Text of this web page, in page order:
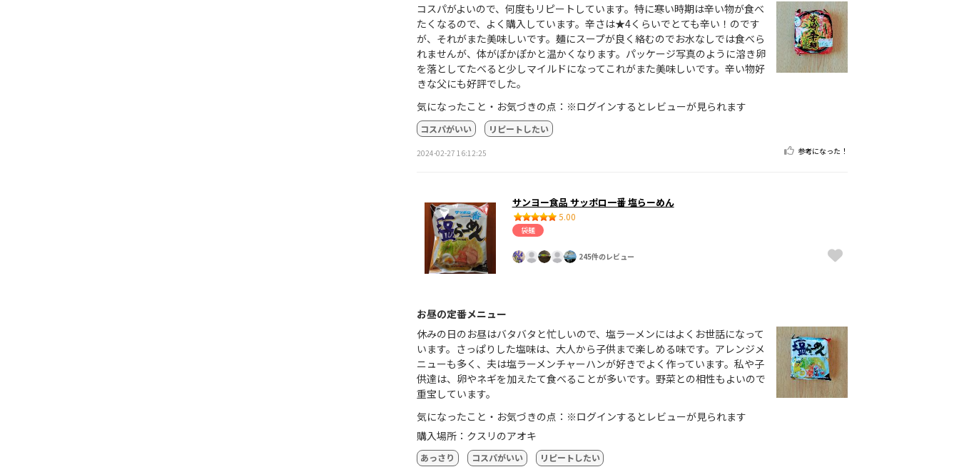
コスパがよいので、何度もリピートしています。特に寒い時期は辛い物が食べ
たくなるので、よく購入しています。辛さは★4くらいでとても辛い！のです
が、それがまた美味しいです。麺にスープが良く絡むのでお水なしでは食べら
れませんが、体がぽかぽかと温かくなります。パッケージ写真のように溶き卵
を落としてたべると少しマイルドになってこれがまた美味しいです。辛い物好
きな父にも好評でした。
気になったこと・お気づきの点：※ログインするとレビューが見られます
コスパがいい リピートしたい
2024-02-27 16:12:25 参考になった！
サンヨー食品 サッポロ一番 塩らーめん
5.00
袋麺
245件のレビュー
お昼の定番メニュー
休みの日のお昼はバタバタと忙しいので、塩ラーメンにはよくお世話になって
います。さっぱりした塩味は、大人から子供まで楽しめる味です。アレンジメ
ニューも多く、夫は塩ラーメンチャーハンが好きでよく作っています。私や子
供達は、卵やネギを加えたて食べることが多いです。野菜との相性もよいので
重宝しています。
気になったこと・お気づきの点：※ログインするとレビューが見られます
購入場所：クスリのアオキ
あっさり コスパがいい リピートしたい